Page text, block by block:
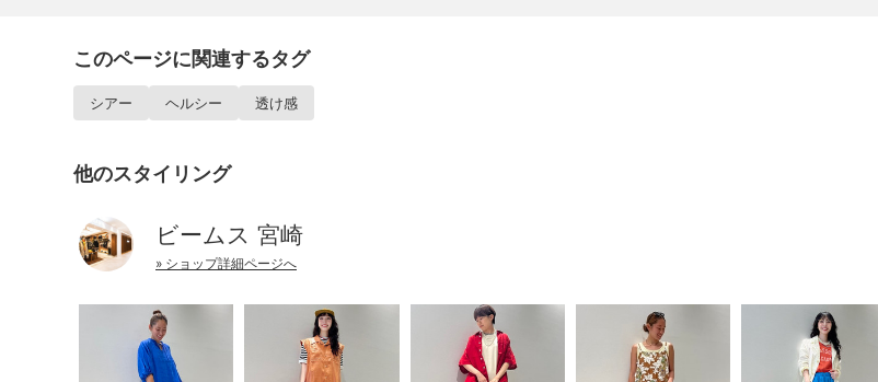
このページに関連するタグ
シアー ヘルシー 透け感
他のスタイリング
ビームス 宮崎
» ショップ詳細ページへ